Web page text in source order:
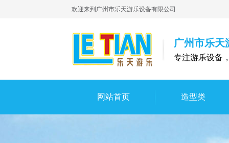
欢迎来到广州市乐天游乐设备有限公司
广州市乐天
专注游乐设备
网站首页 造型类